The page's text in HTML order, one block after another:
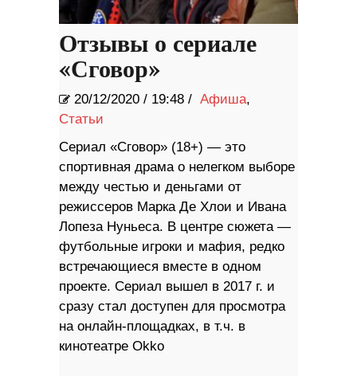
Отзывы о сериале
«Сговор»
20/12/2020 / 19:48 / Афиша,
Статьи
Сериал «Сговор» (18+) — это
спортивная драма о нелегком выборе
между честью и деньгами от
режиссеров Марка Де Хлои и Ивана
Лопеза Нуньеса. В центре сюжета —
футбольные игроки и мафия, редко
встречающиеся вместе в одном
проекте. Сериал вышел в 2017 г. и
сразу стал доступен для просмотра
на онлайн-площадках, в т.ч. в
кинотеатре Okko